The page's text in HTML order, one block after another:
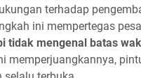
terhadap
ini mempertegas
tidak mengenal batas
memperjuangkannya,